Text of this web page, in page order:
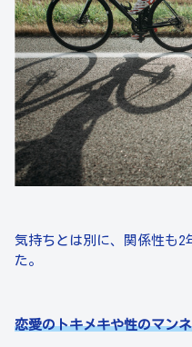
気持ちとは別に、関係性も2
た。
恋愛のトキメキや性のマン